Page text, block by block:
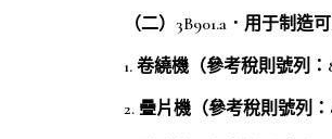
（二）3B901.a．用于制造
1. 卷繞機（參考稅則號列：
2. 疊片機（參考稅則號列：